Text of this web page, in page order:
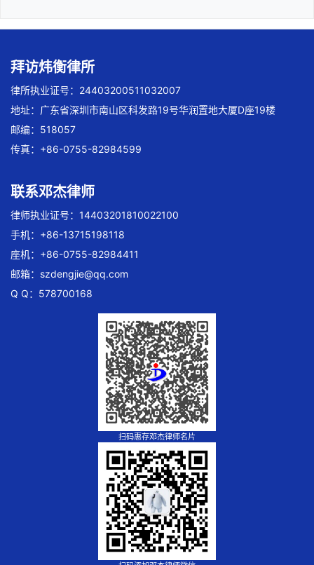
拜访炜衡律所
律所执业证号：24403200511032007
地址：广东省深圳市南山区科发路19号华润置地大厦D座19楼
邮编：518057
传真：+86-0755-82984599
联系邓杰律师
律师执业证号：14403201810022100
手机：+86-13715198118
座机：+86-0755-82984411
邮箱： szdengjie@qq.com
Q Q：578700168
扫码惠存邓杰律师名片